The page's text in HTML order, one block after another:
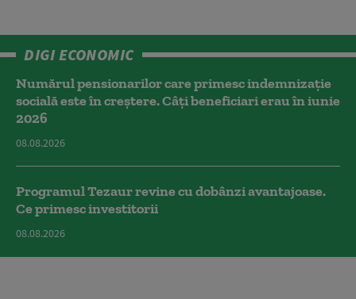
DIGI ECONOMIC
Numărul pensionarilor care primesc indemnizaţie
socială este în creștere. Câți beneficiari erau în iunie
2026
08.08.2026
Programul Tezaur revine cu dobânzi avantajoase.
Ce primesc investitorii
08.08.2026